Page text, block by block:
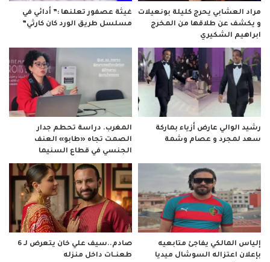
مراد العشابي يحرج كليلة بونعيلات
و يكشف عن طلاقها من المخرج
ابراهيم الشكيري
غيثة عصفور تعلنها :” أدائي في
مسلسل طريق الورد كان كارثي”
رشيد الوالي عارض أزياء بماركة
سعد لمجرد و عصام وشمة
المغرب. دراسة تحطم جدار
الصمت تجاه «طابو» العنف
الجنسي في قطاع السنيما
إلياس المالكي يفاجئ متابعيه
بإعلان اعتزاله السوشال ميديا
صادم..سيف علي خان يتعرض لـ 6
طعنــات داخل منزله